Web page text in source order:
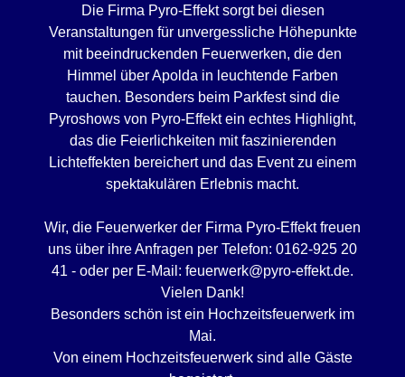
Die Firma Pyro-Effekt sorgt bei diesen
Veranstaltungen für unvergessliche Höhepunkte
mit beeindruckenden Feuerwerken, die den
Himmel über Apolda in leuchtende Farben
tauchen. Besonders beim Parkfest sind die
Pyroshows von Pyro-Effekt ein echtes Highlight,
das die Feierlichkeiten mit faszinierenden
Lichteffekten bereichert und das Event zu einem
spektakulären Erlebnis macht.
Wir, die Feuerwerker der Firma Pyro-Effekt freuen
uns über ihre Anfragen per Telefon: 0162-925 20
41 - oder per E-Mail: feuerwerk@pyro-effekt.de.
Vielen Dank!
Besonders schön ist ein Hochzeitsfeuerwerk im
Mai.
Von einem Hochzeitsfeuerwerk sind alle Gäste